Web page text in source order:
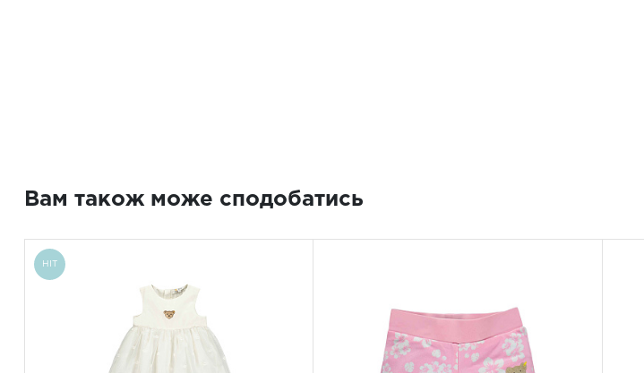
Вам також може сподобатись
HIT